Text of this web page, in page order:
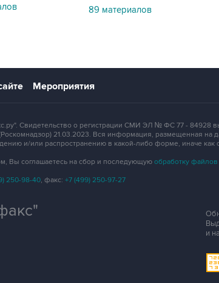
89 материалов
Мероприятия
Свидетельство о регистрации СМИ ЭЛ № ФС 77 - 84928
21.03.2023. Вся информация, размещенная на
и/или распространению в какой-либо форме, иначе как
Вы соглашаетесь на сбор и последующую обработку
250-98-40, факс: +7 (499) 250-97-27
и